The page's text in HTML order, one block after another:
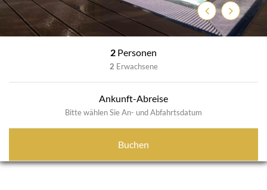
Previous
Next
2 Personen
2 Erwachsene
Ankunft-Abreise
Bitte wählen Sie An- und Abfahrtsdatum
Buchen